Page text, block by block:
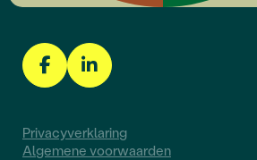
Privacyverklaring
Algemene voorwaarden